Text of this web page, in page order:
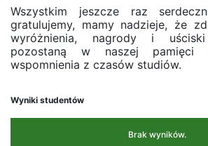
Wszystkim jeszcze raz
gratulujemy, mamy nadzieje, że
wyróżnienia, nagrody i
pozostaną w naszej pamięci
wspomnienia z czasów studiów.
Wyniki studentów
Brak wyników.